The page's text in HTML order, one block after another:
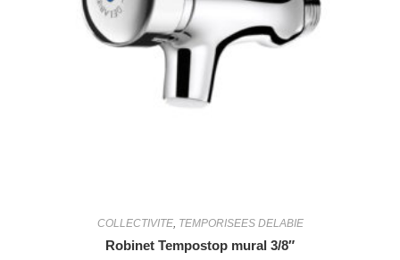
COLLECTIVITE, TEMPORISEES DELABIE
Robinet Tempostop mural 3/8″